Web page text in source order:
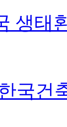
생태
국건